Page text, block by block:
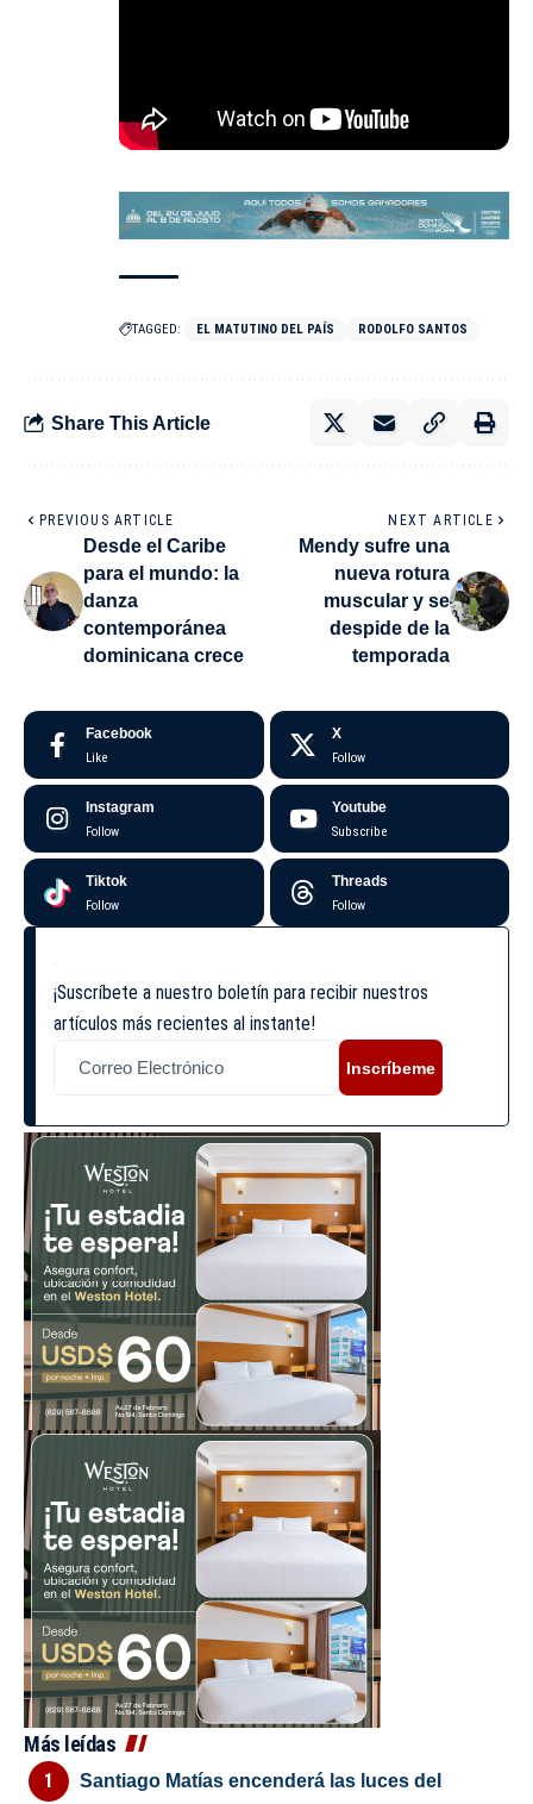
TAGGED: EL MATUTINO DEL PAÍS RODOLFO SANTOS
Share This Article
PREVIOUS ARTICLE
Desde el Caribe
para el mundo: la
danza
contemporánea
dominicana crece
NEXT ARTICLE
Mendy sufre una
nueva rotura
muscular y se
despide de la
temporada
Facebook
Like
X
Follow
Instagram
Follow
Youtube
Subscribe
Tiktok
Follow
Threads
Follow
¡Suscríbete a nuestro boletín para recibir nuestros
artículos más recientes al instante!
Inscríbeme
Más leídas
Santiago Matías encenderá las luces del